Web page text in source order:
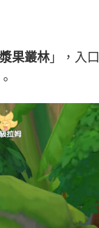
漿果叢林」，入